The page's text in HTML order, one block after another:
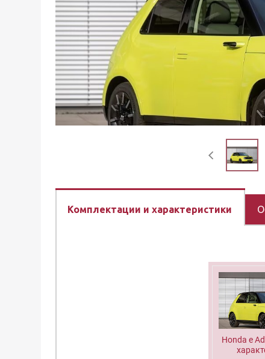
Комплектации и характеристики
Honda e